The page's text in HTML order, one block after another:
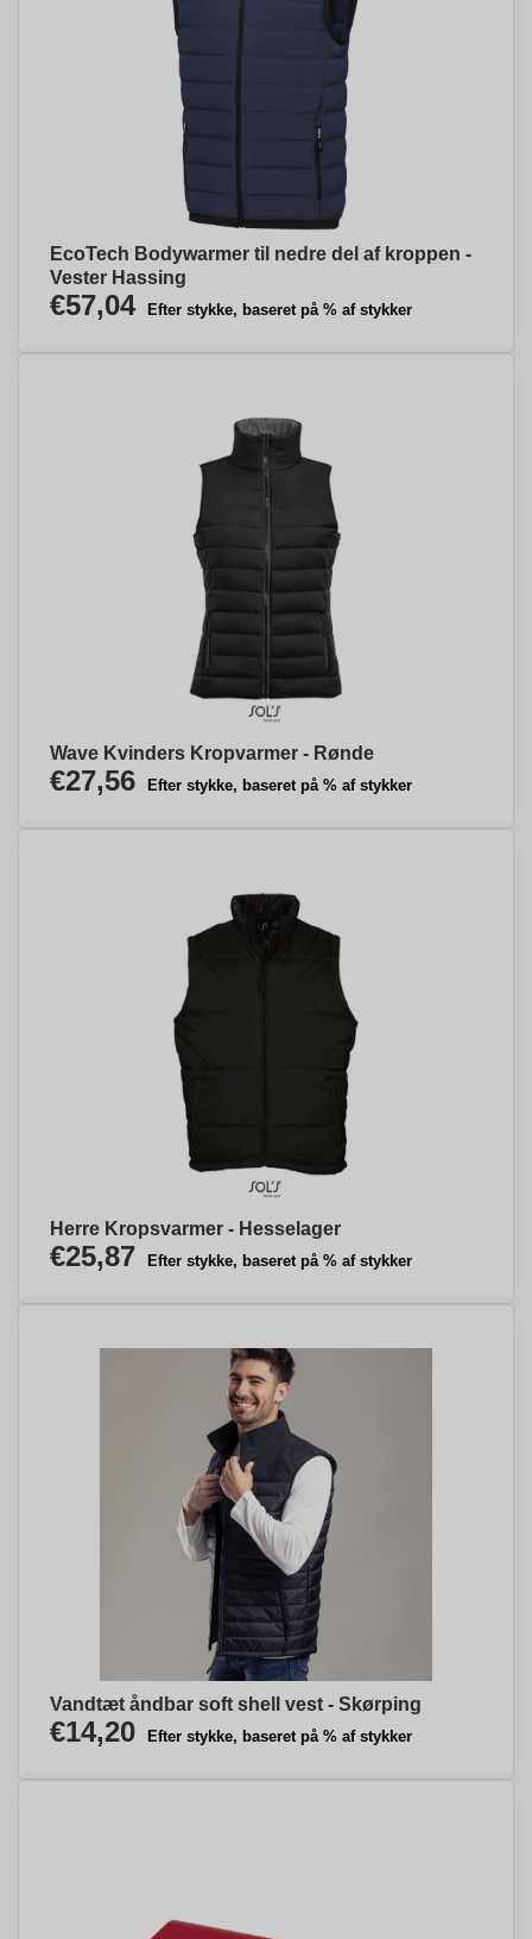
EcoTech Bodywarmer til nedre del af kroppen -
Vester Hassing
€57,04 Efter stykke, baseret på % af stykker
Wave Kvinders Kropvarmer - Rønde
€27,56 Efter stykke, baseret på % af stykker
Herre Kropsvarmer - Hesselager
€25,87 Efter stykke, baseret på % af stykker
Vandtæt åndbar soft shell vest - Skørping
€14,20 Efter stykke, baseret på % af stykker